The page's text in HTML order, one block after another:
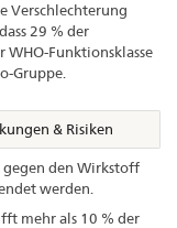
Verschlechterung
29 % der
WHO-Funktionsklasse
Gruppe.
& Risiken
den Wirkstoff
werden.
mehr als 10 % der